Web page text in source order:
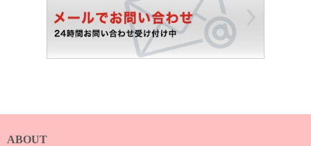
ABOUT